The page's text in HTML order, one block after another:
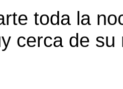
toda la
cerca de su